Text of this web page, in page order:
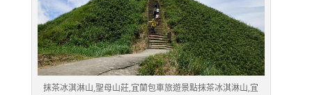
抹茶冰淇淋山,聖母山莊,宜蘭包車旅遊景點抹茶冰淇淋山,宜